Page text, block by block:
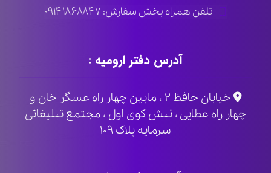
تلفن همراه بخش سفارش: ۰۹۱۴۱۸۶۸۸۴۷
آدرس دفتر ارومیه :
خیابان حافظ ۲ ، مابین چهار راه عسگر خان و
چهار راه عطایی ، نبش کوی اول ، مجتمع تبلیغاتی
سرمایه پلاک ۱۰۹